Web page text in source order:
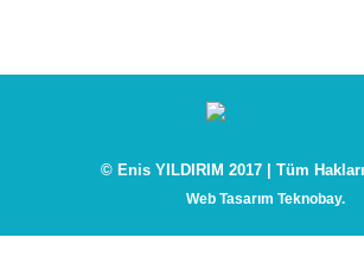
© Enis YILDIRIM 2017 | Tüm Hakları
Web Tasarım Teknobay.